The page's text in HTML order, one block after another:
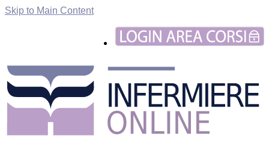
Skip to Main Content